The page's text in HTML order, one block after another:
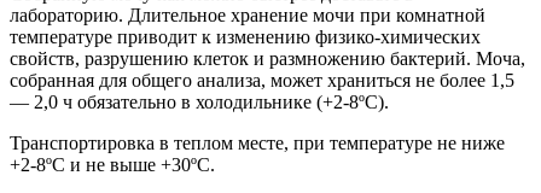
лабораторию. Длительное хранение мочи при комнатной
температуре приводит к изменению физико-химических
свойств, разрушению клеток и размножению бактерий. Моча,
собранная для общего анализа, может храниться не более 1,5
— 2,0 ч обязательно в холо­дильнике (+2-8ºС).
Транспортировка в теплом месте, при температуре не ниже
+2-8ºС и не выше +30ºС.